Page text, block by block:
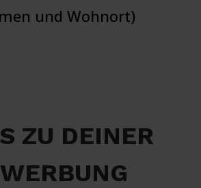
und Wohnort)
ZU DEINER